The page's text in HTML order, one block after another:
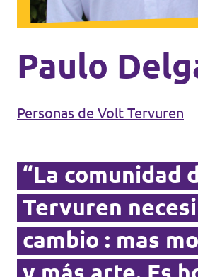
Doneer voor Volt België
Doe mee met Volt Europa
Voluntario
Website Volt België
Paulo
Personas de Volt Tervuren
“La comunidad
Tervuren
cambio : mas